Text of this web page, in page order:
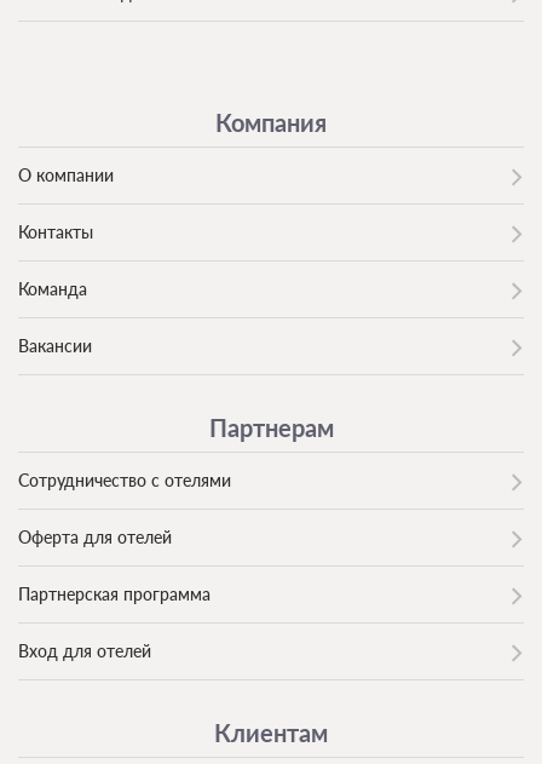
Компания
О компании
Контакты
Команда
Вакансии
Партнерам
Сотрудничество с отелями
Оферта для отелей
Партнерская программа
Вход для отелей
Клиентам